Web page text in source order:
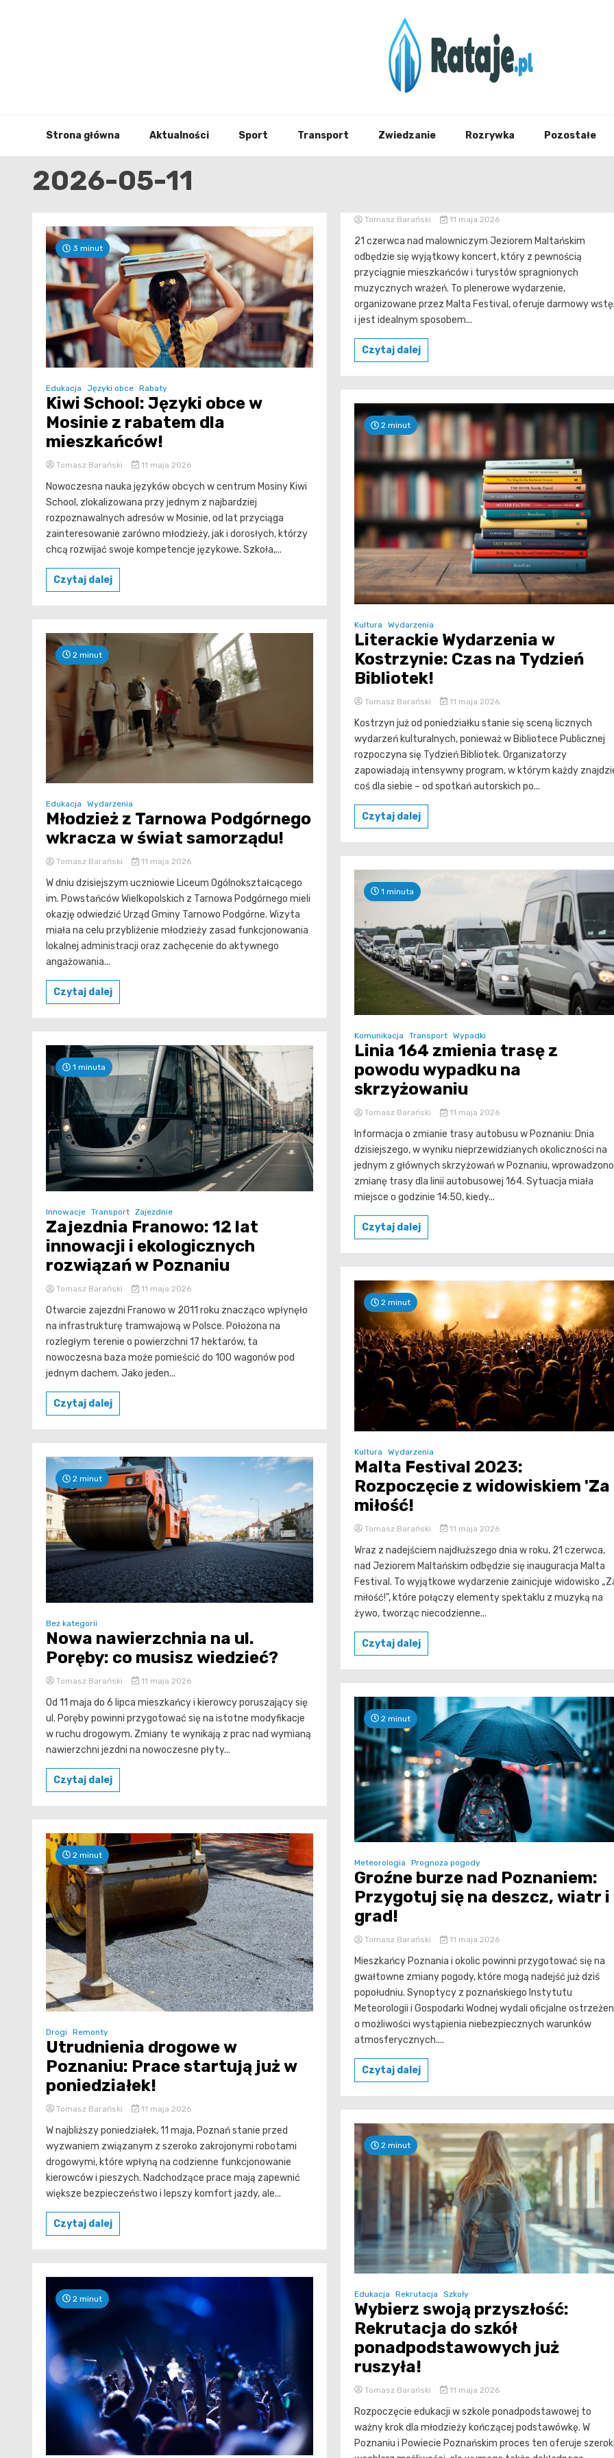
Strona główna Aktualności Sport Transport Zwiedzanie Rozrywka Pozostałe
2026-05-11
3 minut
Edukacja Języki obce Rabaty
Kiwi School: Języki obce w
Mosinie z rabatem dla
mieszkańców!
Tomasz Barański 11 maja 2026
Nowoczesna nauka języków obcych w centrum Mosiny Kiwi
School, zlokalizowana przy jednym z najbardziej
rozpoznawalnych adresów w Mosinie, od lat przyciąga
zainteresowanie zarówno młodzieży, jak i dorosłych, którzy
chcą rozwijać swoje kompetencje językowe. Szkoła,...
Czytaj dalej
2 minut
Edukacja Wydarzenia
Młodzież z Tarnowa Podgórnego
wkracza w świat samorządu!
Tomasz Barański 11 maja 2026
W dniu dzisiejszym uczniowie Liceum Ogólnokształcącego
im. Powstańców Wielkopolskich z Tarnowa Podgórnego mieli
okazję odwiedzić Urząd Gminy Tarnowo Podgórne. Wizyta
miała na celu przybliżenie młodzieży zasad funkcjonowania
lokalnej administracji oraz zachęcenie do aktywnego
angażowania...
Czytaj dalej
1 minuta
Innowacje Transport Zajezdnie
Zajezdnia Franowo: 12 lat
innowacji i ekologicznych
rozwiązań w Poznaniu
Tomasz Barański 11 maja 2026
Otwarcie zajezdni Franowo w 2011 roku znacząco wpłynęło
na infrastrukturę tramwajową w Polsce. Położona na
rozległym terenie o powierzchni 17 hektarów, ta
nowoczesna baza może pomieścić do 100 wagonów pod
jednym dachem. Jako jeden...
Czytaj dalej
2 minut
Bez kategorii
Nowa nawierzchnia na ul.
Poręby: co musisz wiedzieć?
Tomasz Barański 11 maja 2026
Od 11 maja do 6 lipca mieszkańcy i kierowcy poruszający się
ul. Poręby powinni przygotować się na istotne modyfikacje
w ruchu drogowym. Zmiany te wynikają z prac nad wymianą
nawierzchni jezdni na nowoczesne płyty...
Czytaj dalej
2 minut
Drogi Remonty
Utrudnienia drogowe w
Poznaniu: Prace startują już w
poniedziałek!
Tomasz Barański 11 maja 2026
W najbliższy poniedziałek, 11 maja, Poznań stanie przed
wyzwaniem związanym z szeroko zakrojonymi robotami
drogowymi, które wpłyną na codzienne funkcjonowanie
kierowców i pieszych. Nadchodzące prace mają zapewnić
większe bezpieczeństwo i lepszy komfort jazdy, ale...
Czytaj dalej
2 minut
Tomasz Barański 11 maja 2026
21 czerwca nad malowniczym Jeziorem Maltańskim
odbędzie się wyjątkowy koncert, który z pewnością
przyciągnie mieszkańców i turystów spragnionych
muzycznych wrażeń. To plenerowe wydarzenie,
organizowane przez Malta Festival, oferuje darmowy
i jest idealnym sposobem...
Czytaj dalej
2 minut
Kultura Wydarzenia
Literackie Wydarzenia w
Kostrzynie: Czas na Tydzień
Bibliotek!
Tomasz Barański 11 maja 2026
Kostrzyn już od poniedziałku stanie się sceną licznych
wydarzeń kulturalnych, ponieważ w Bibliotece Publicznej
rozpoczyna się Tydzień Bibliotek. Organizatorzy
zapowiadają intensywny program, w którym każdy
coś dla siebie – od spotkań autorskich po...
Czytaj dalej
1 minuta
Komunikacja Transport Wypadki
Linia 164 zmienia trasę z
powodu wypadku na
skrzyżowaniu
Tomasz Barański 11 maja 2026
Informacja o zmianie trasy autobusu w Poznaniu: Dnia
dzisiejszego, w wyniku nieprzewidzianych okoliczności na
jednym z głównych skrzyżowań w Poznaniu, wprowadzono
zmianę trasy dla linii autobusowej 164. Sytuacja miała
miejsce o godzinie 14:50, kiedy...
Czytaj dalej
2 minut
Kultura Wydarzenia
Malta Festival 2023:
Rozpoczęcie z widowiskiem 'Za
miłość!
Tomasz Barański 11 maja 2026
Wraz z nadejściem najdłuższego dnia w roku, 21 czerwca,
nad Jeziorem Maltańskim odbędzie się inauguracja Malta
Festival. To wyjątkowe wydarzenie zainicjuje widowisko
miłość!”, które połączy elementy spektaklu z muzyką na
żywo, tworząc niecodzienne...
Czytaj dalej
2 minut
Meteorologia Prognoza pogody
Groźne burze nad Poznaniem:
Przygotuj się na deszcz, wiatr i
grad!
Tomasz Barański 11 maja 2026
Mieszkańcy Poznania i okolic powinni przygotować się na
gwałtowne zmiany pogody, które mogą nadejść już dziś
popołudniu. Synoptycy z poznańskiego Instytutu
Meteorologii i Gospodarki Wodnej wydali oficjalne
o możliwości wystąpienia niebezpiecznych warunków
atmosferycznych....
Czytaj dalej
2 minut
Edukacja Rekrutacja Szkoły
Wybierz swoją przyszłość:
Rekrutacja do szkół
ponadpodstawowych już
ruszyła!
Tomasz Barański 11 maja 2026
Rozpoczęcie edukacji w szkole ponadpodstawowej to
ważny krok dla młodzieży kończącej podstawówkę. W
Poznaniu i Powiecie Poznańskim proces ten oferuje